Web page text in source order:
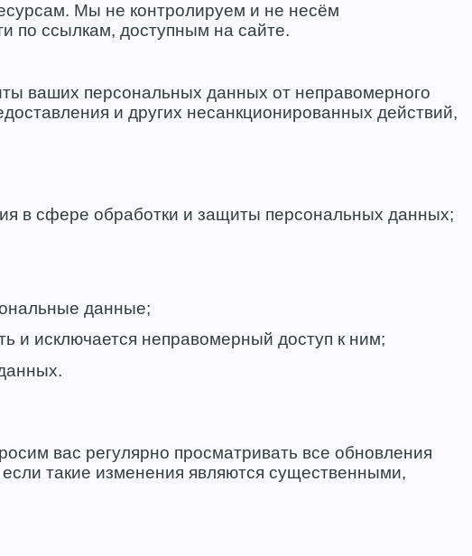
Мы не контролируем и не несём
по ссылкам, доступным на сайте.
ваших персональных данных от неправомерного
и других несанкционированных действий,
в сфере обработки и защиты персональных данных;
данные;
и исключается неправомерный доступ к ним;
вас регулярно просматривать все обновления
такие изменения являются существенными,